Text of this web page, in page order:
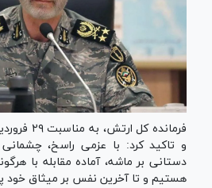
فرمانده
و تاکید کرد: با عزمی راسخ، چشمانی
دستانی بر ماشه، آماده مقابله با
هستیم و تا آخرین نفس بر میثاق خود